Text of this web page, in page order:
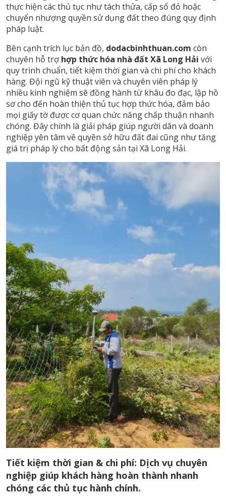
thực hiện các thủ tục như tách thửa, cấp sổ đỏ hoặc
chuyển nhượng quyền sử dụng đất theo đúng quy định
pháp luật.
Bên cạnh trích lục bản đồ, dodacbinhthuan.com còn
chuyên hỗ trợ hợp thức hóa nhà đất Xã Long Hải với
quy trình chuẩn, tiết kiệm thời gian và chi phí cho khách
hàng. Đội ngũ kỹ thuật viên và chuyên viên pháp lý
nhiều kinh nghiệm sẽ đồng hành từ khâu đo đạc, lập hồ
sơ cho đến hoàn thiện thủ tục hợp thức hóa, đảm bảo
mọi giấy tờ được cơ quan chức năng chấp thuận nhanh
chóng. Đây chính là giải pháp giúp người dân và doanh
nghiệp yên tâm về quyền sở hữu đất đai cũng như tăng
giá trị pháp lý cho bất động sản tại Xã Long Hải.
Tiết kiệm thời gian & chi phí: Dịch vụ chuyên
nghiệp giúp khách hàng hoàn thành nhanh
chóng các thủ tục hành chính.